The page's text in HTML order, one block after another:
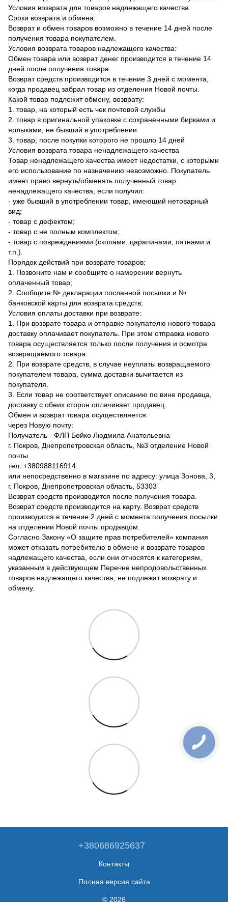
Условия возврата для товаров надлежащего качества
Сроки возврата и обмена:
Возврат и обмен товаров возможно в течение 14 дней после
получения товара покупателем.
Условия возврата товаров надлежащего качества:
Обмен товара или возврат денег производится в течение 14
дней после получения товара.
Возврат средств производится в течение 3 дней с момента,
когда продавец забрал товар из отделения Новой почты.
Какой товар подлежит обмену, возврату:
1. товар, на который есть чек почтовой службы
2. товар в оригинальной упаковке с сохраненными бирками и
ярлыками, не бывший в употреблении
3. товар, после покупки которого не прошло 14 дней
Условия возврата товара ненадлежащего качества
Товар ненадлежащего качества имеет недостатки, с которыми
его использование по назначению невозможно. Покупатель
имеет право вернуть/обменять полученный товар
ненадлежащего качества, если получил:
- уже бывший в употреблении товар, имеющий нетоварный
вид;
- товар с дефектом;
- товар с не полным комплектом;
- товар с повреждениями (сколами, царапинами, пятнами и
т.п.).
Порядок действий при возврате товаров:
1. Позвоните нам и сообщите о намерении вернуть
оплаченный товар;
2. Сообщите № декларации посланной посылки и №
банковской карты для возврата средств;
Условия оплаты доставки при возврате:
1. При возврате товара и отправке покупателю нового товара
доставку оплачивает покупатель. При этом отправка нового
товара осуществляется только после получения и осмотра
возвращаемого товара.
2. При возврате средств, в случае неуплаты возвращаемого
покупателем товара, сумма доставки вычитается из
покупателя.
3. Если товар не соответствует описанию по вине продавца,
доставку с обеих сторон оплачивает продавец.
Обмен и возврат товара осуществляется:
через Новую почту:
Получатель - ФЛП Бойко Людмила Анатольевна
г. Покров, Днепропетровская область, №3 отделение Новой
почты
тел. +380988116914
или непосредственно в магазине по адресу: улица Зонова, 3,
г. Покров, Днепропетровская область, 53303
Возврат средств производится после получения товара.
Возврат средств производится на карту. Возврат средств
производится в течение 2 дней с момента получения посылки
на отделении Новой почты продавцом.
Согласно Закону «О защите прав потребителей» компания
может отказать потребителю в обмене и возврате товаров
надлежащего качества, если они относятся к категориям,
указанным в действующем Перечне непродовольственных
товаров надлежащего качества, не подлежат возврату и
обмену.
+380686925637
Контакты
Полная версия сайта
© 2026